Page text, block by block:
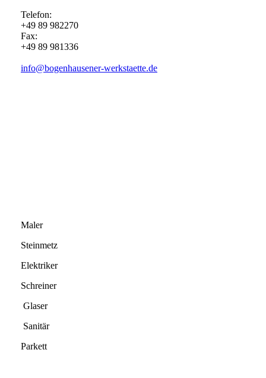
Telefon:
+49 89 982270
Fax:
+49 89 981336
info@bogenhausener-werkstaette.de
Maler
Steinmetz
Elektriker
Schreiner
Glaser
Sanitär
Parkett